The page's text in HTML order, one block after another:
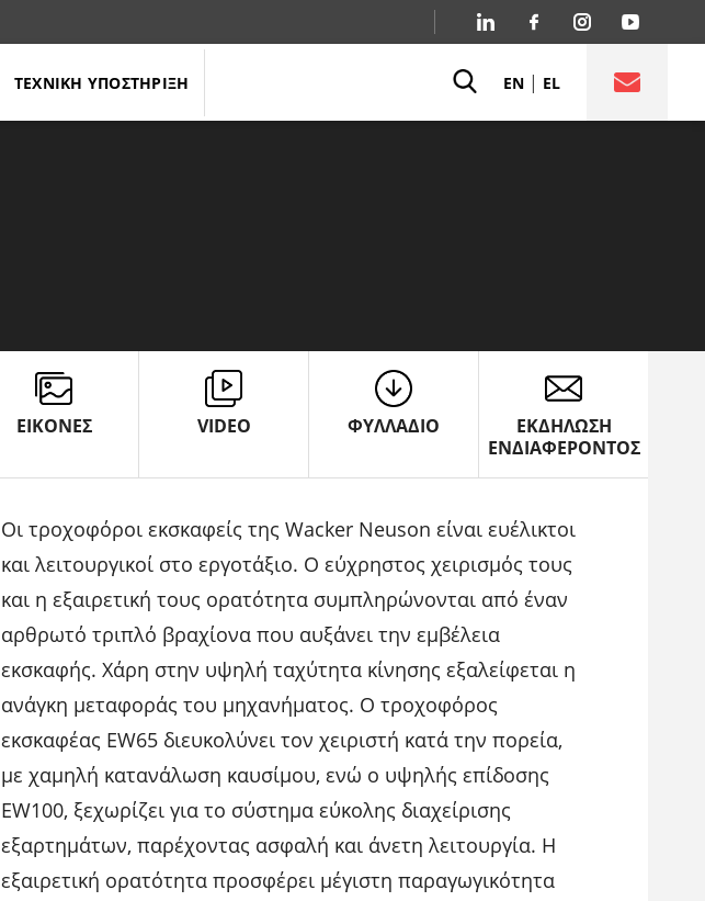
ΤΕΧΝΙΚΗ ΥΠΟΣΤΗΡΙΞΗ EN | EL
ΕΙΚΟΝΕΣ VIDEO ΦΥΛΛΑΔΙΟ
ΕΚΔΗΛΩΣΗ
ΕΝΔΙΑΦΕΡΟΝΤΟΣ
Οι τροχοφόροι εκσκαφείς της Wacker Neuson είναι ευέλικτοι
και λειτουργικοί στο εργοτάξιο. Ο εύχρηστος χειρισμός τους
και η εξαιρετική τους ορατότητα συμπληρώνονται από έναν
αρθρωτό τριπλό βραχίονα που αυξάνει την εμβέλεια
εκσκαφής. Χάρη στην υψηλή ταχύτητα κίνησης εξαλείφεται η
ανάγκη μεταφοράς του μηχανήματος. Ο τροχοφόρος
εκσκαφέας EW65 διευκολύνει τον χειριστή κατά την πορεία,
με χαμηλή κατανάλωση καυσίμου, ενώ ο υψηλής επίδοσης
EW100, ξεχωρίζει για το σύστημα εύκολης διαχείρισης
εξαρτημάτων, παρέχοντας ασφαλή και άνετη λειτουργία. Η
εξαιρετική ορατότητα προσφέρει μέγιστη παραγωγικότητα